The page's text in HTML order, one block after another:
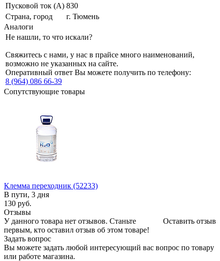
Пусковой ток (А) 830
Страна, город
г. Тюмень
Аналоги
Не нашли, то что искали?
Свяжитесь с нами, у нас в прайсе много наименований,
возможно не указанных на сайте.
Оперативный ответ Вы можете получить по телефону:
8 (964) 086 66-39
Сопутствующие товары
Клемма переходник (52233)
В пути, 3 дня
130 руб.
Отзывы
Оставить отзыв
У данного товара нет отзывов. Станьте
первым, кто оставил отзыв об этом товаре!
Задать вопрос
Вы можете задать любой интересующий вас вопрос по товару
или работе магазина.